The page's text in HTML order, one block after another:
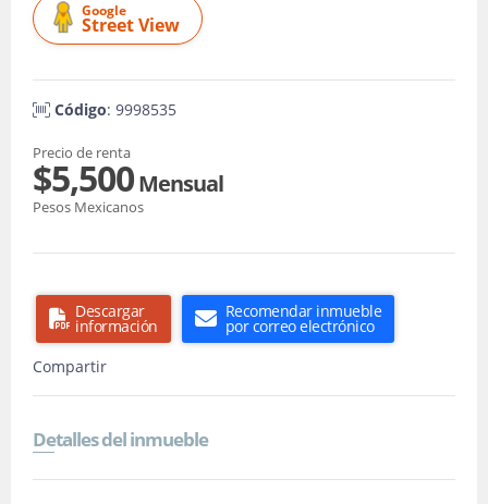
Google
Street View
Código: 9998535
Precio de renta
$5,500Mensual
Pesos Mexicanos
Descargar
información
Recomendar inmueble
por correo electrónico
Compartir
Detalles del inmueble